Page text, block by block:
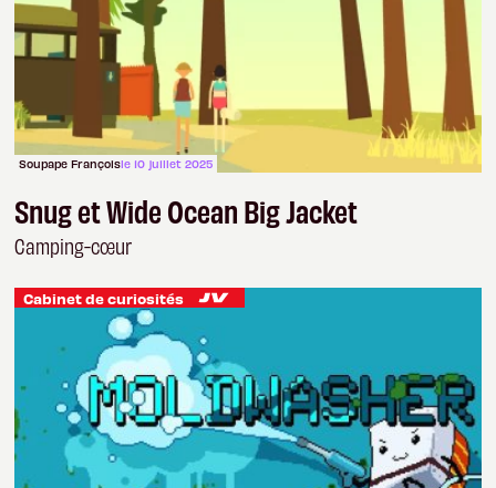
Soupape Françoisle 10 juillet 2025
Snug et Wide Ocean Big Jacket
Camping-cœur
Cabinet de curiosités